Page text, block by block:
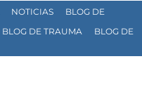
NOTICIAS
BLOG DE
BLOG DE TRAUMA
BLOG DE